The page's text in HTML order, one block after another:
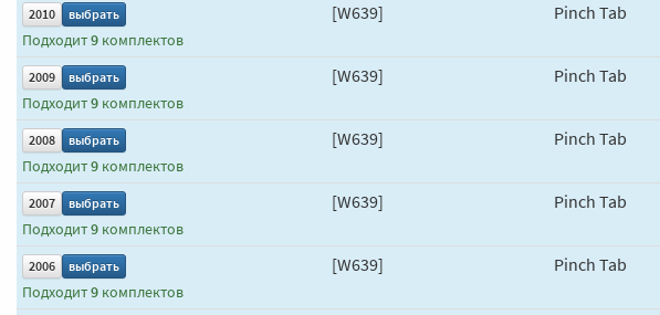
2010 выбрать
Подходит9 комплектов
[W639] Pinch Tab
2009 выбрать
Подходит9 комплектов
[W639] Pinch Tab
2008 выбрать
Подходит9 комплектов
[W639] Pinch Tab
2007 выбрать
Подходит9 комплектов
[W639] Pinch Tab
2006 выбрать
Подходит9 комплектов
[W639] Pinch Tab